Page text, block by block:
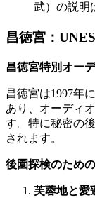
武）の説明
昌徳宮：
昌徳宮特別オー
昌徳宮は1997年
あり、オーディ
す。特に秘密の
されます。
後園探検のため
芙蓉地と愛